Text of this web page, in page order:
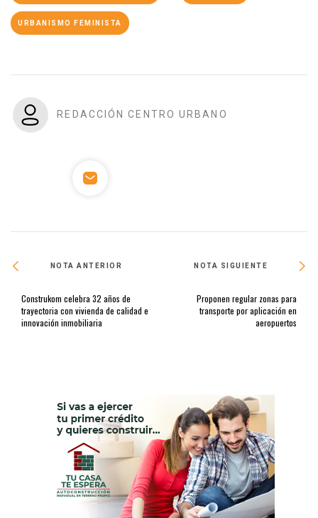
URBANISMO FEMINISTA
REDACCIÓN CENTRO URBANO
NOTA ANTERIOR
Construkom celebra 32 años de
trayectoria con vivienda de calidad e
innovación inmobiliaria
NOTA SIGUIENTE
Proponen regular zonas para
transporte por aplicación en
aeropuertos